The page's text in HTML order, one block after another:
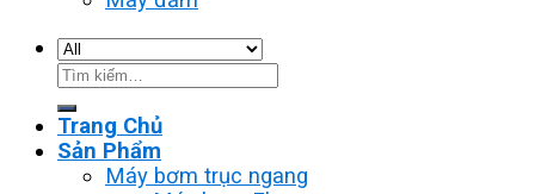
Tìm
kiếm:
Trang Chủ
Sản Phẩm
Máy bơm trục ngang